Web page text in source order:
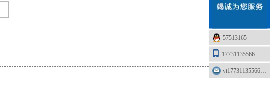
57513165
17731135566